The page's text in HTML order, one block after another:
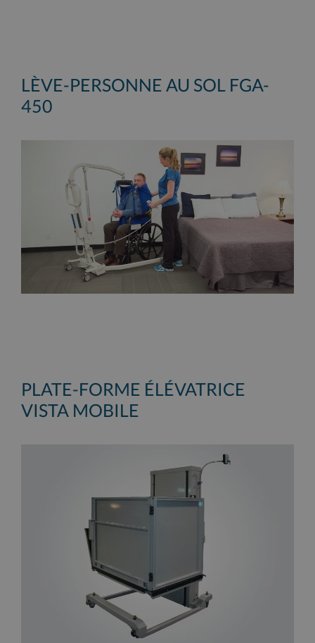
LÈVE-PERSONNE AU SOL FGA-
450
PLATE-FORME ÉLÉVATRICE
VISTA MOBILE